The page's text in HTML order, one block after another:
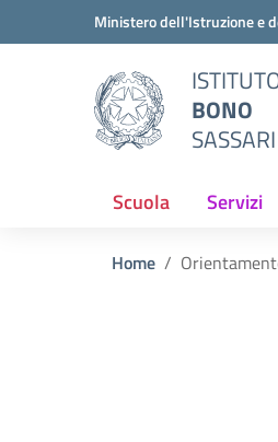
Vai ai contenuti
Vai al menu di navigazione
Ministero dell'Istruzione e
BONO
SASSARI
Scuola Servizi
Home